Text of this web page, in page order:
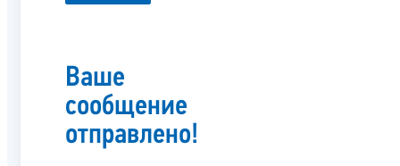
Ваше
сообщение
отправлено!